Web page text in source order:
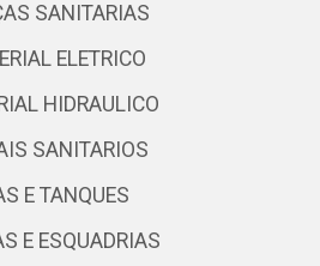
SANITARIAS
ELETRICO
HIDRAULICO
SANITARIOS
E TANQUES
E ESQUADRIAS